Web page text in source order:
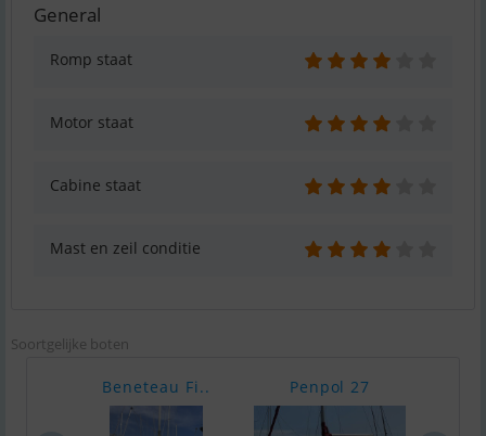
General
Romp staat
Motor staat
Cabine staat
Mast en zeil conditie
Soortgelijke boten
Beneteau Fi.. Penpol 27